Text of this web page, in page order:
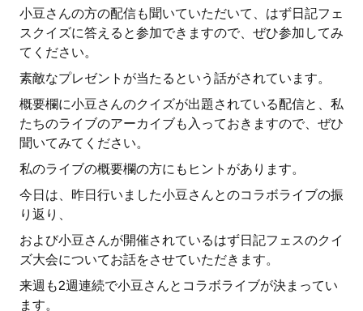
小豆さんの方の配信も聞いていただいて、はず日記フェ
スクイズに答えると参加できますので、ぜひ参加してみ
てください。
素敵なプレゼントが当たるという話がされています。
概要欄に小豆さんのクイズが出題されている配信と、私
たちのライブのアーカイブも入っておきますので、ぜひ
聞いてみてください。
私のライブの概要欄の方にもヒントがあります。
今日は、昨日行いました小豆さんとのコラボライブの振
り返り、
および小豆さんが開催されているはず日記フェスのクイ
ズ大会についてお話をさせていただきます。
来週も2週連続で小豆さんとコラボライブが決まってい
ます。